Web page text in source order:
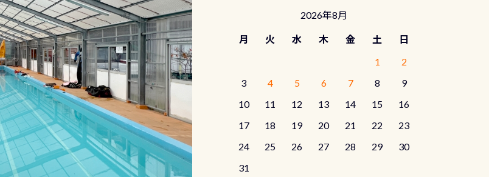
2026年8月
月 火 水 木 金 土
日
1
2
3
4 5 6 7 8
9
10
11 12 13 14 15
16
17
18 19 20 21 22
23
24
25 26 27 28 29
30
31